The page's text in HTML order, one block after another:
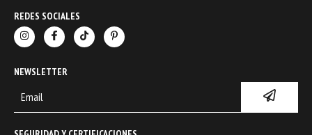
REDES SOCIALES
NEWSLETTER